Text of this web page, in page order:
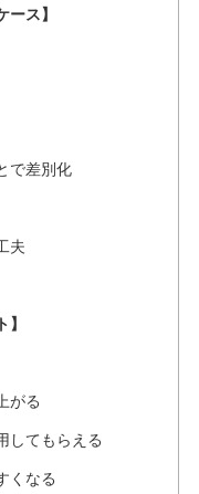
ス】
で差別化
夫
がる
してもらえる
くなる